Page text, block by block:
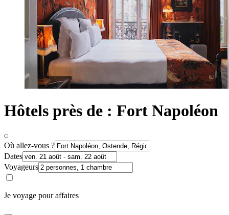
Hôtels près de : Fort Napoléon
Où allez-vous ?
Dates
Voyageurs
Je voyage pour affaires